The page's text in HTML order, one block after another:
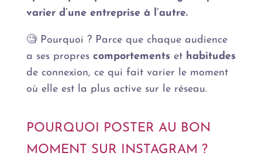
varier d’une entreprise à l’autre.
🧐 Pourquoi ? Parce que chaque audience
a ses propres comportementset habitudes
de connexion, ce qui fait varier le moment
où elle est la plus active sur le réseau.
POURQUOI POSTER AU BON
MOMENT SUR INSTAGRAM ?